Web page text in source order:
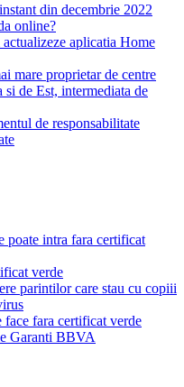
din decembrie 2022
online?
aplicatia Home
mare proprietar de centre
de Est, intermediata de
de responsabilitate
poate intra fara certificat
verde
parintilor care stau cu copiii
fara certificat verde
Garanti BBVA